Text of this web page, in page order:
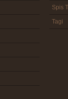
Spis
Tagi